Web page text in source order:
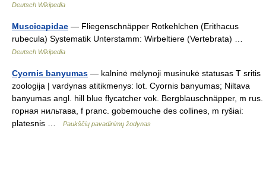
Deutsch Wikipedia
Muscicapidae — Fliegenschnäpper Rotkehlchen (Erithacus
rubecula) Systematik Unterstamm: Wirbeltiere (Vertebrata) …
Deutsch Wikipedia
Cyornis banyumas — kalninė mėlynoji musinukė statusas T sritis
zoologija | vardynas atitikmenys: lot. Cyornis banyumas; Niltava
banyumas angl. hill blue flycatcher vok. Bergblauschnäpper, m rus.
горная нильтава, f pranc. gobemouche des collines, m ryšiai:
platesnis …
Paukščių pavadinimų žodynas